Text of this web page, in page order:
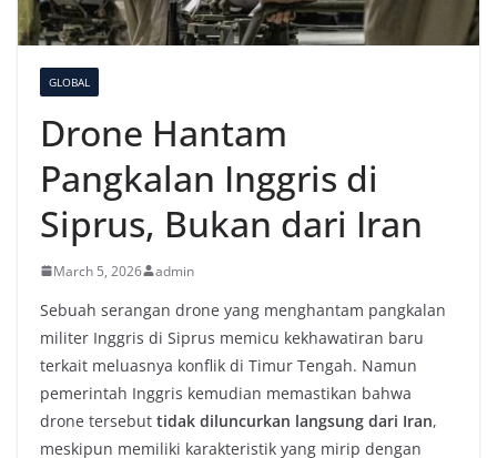
GLOBAL
Drone Hantam
Pangkalan Inggris di
Siprus, Bukan dari Iran
March 5, 2026 admin
Sebuah serangan drone yang menghantam pangkalan
militer Inggris di Siprus memicu kekhawatiran baru
terkait meluasnya konflik di Timur Tengah. Namun
pemerintah Inggris kemudian memastikan bahwa
drone tersebut tidak diluncurkan langsung dari Iran,
meskipun memiliki karakteristik yang mirip dengan